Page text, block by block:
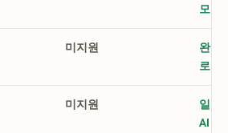
모 유
미지원
완료
로 할
미지원
일간
AI 리